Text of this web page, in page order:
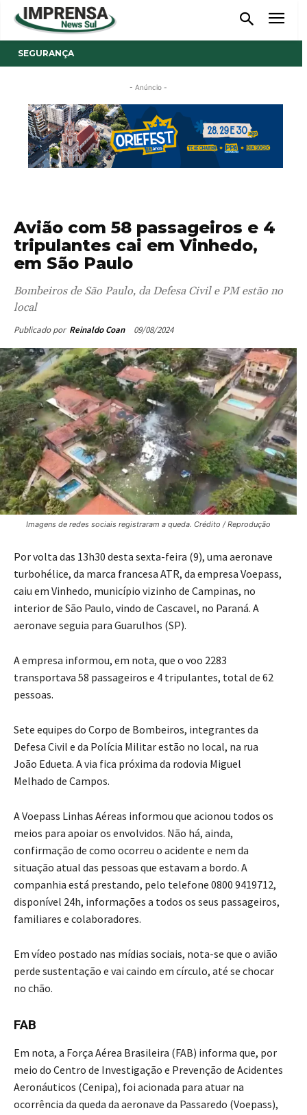
SEGURANÇA
- Anúncio -
Avião com 58 passageiros e 4
tripulantes cai em Vinhedo,
em São Paulo
Bombeiros de São Paulo, da Defesa Civil e PM estão no
local
Publicado por Reinaldo Coan 09/08/2024
Imagens de redes sociais registraram a queda. Crédito / Reprodução
Por volta das 13h30 desta sexta-feira (9), uma aeronave
turbohélice, da marca francesa ATR, da empresa Voepass,
caiu em Vinhedo, município vizinho de Campinas, no
interior de São Paulo, vindo de Cascavel, no Paraná. A
aeronave seguia para Guarulhos (SP).
A empresa informou, em nota, que o voo 2283
transportava 58 passageiros e 4 tripulantes, total de 62
pessoas.
Sete equipes do Corpo de Bombeiros, integrantes da
Defesa Civil e da Polícia Militar estão no local, na rua
João Edueta. A via fica próxima da rodovia Miguel
Melhado de Campos.
A Voepass Linhas Aéreas informou que acionou todos os
meios para apoiar os envolvidos. Não há, ainda,
confirmação de como ocorreu o acidente e nem da
situação atual das pessoas que estavam a bordo. A
companhia está prestando, pelo telefone 0800 9419712,
disponível 24h, informações a todos os seus passageiros,
familiares e colaboradores.
Em vídeo postado nas mídias sociais, nota-se que o avião
perde sustentação e vai caindo em círculo, até se chocar
no chão.
FAB
Em nota, a Força Aérea Brasileira (FAB) informa que, por
meio do Centro de Investigação e Prevenção de Acidentes
Aeronáuticos (Cenipa), foi acionada para atuar na
ocorrência da queda da aeronave da Passaredo (Voepass),